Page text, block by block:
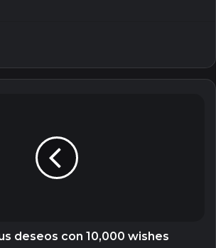
deseos con 10,000 wishes